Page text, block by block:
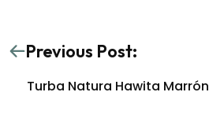
Previous Post:
Turba Natura Hawita Marrón